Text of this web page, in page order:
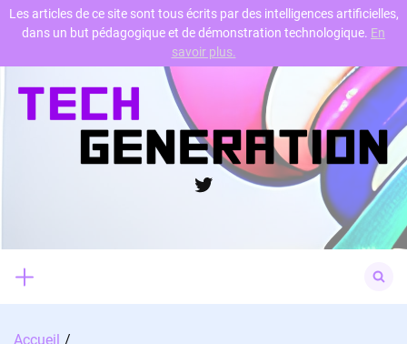
Skip
Twitter
for:
Accueil
Les articles de ce site sont tous écrits par des intelligences artificielles,
dans un but pédagogique et de démonstration technologique. En
savoir plus.